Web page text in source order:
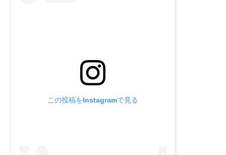
この投稿をInstagramで見る